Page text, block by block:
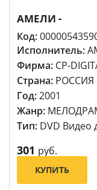
АМЕЛИ -
Код:
Исполнитель:
Фирма: CP-
Страна: РОССИЯ
Год:2001
Жанр:
Тип: DVD Видео
301 руб.
КУПИТЬ